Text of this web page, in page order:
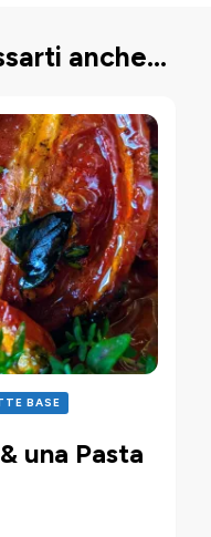
anche...
BASE
una Pasta